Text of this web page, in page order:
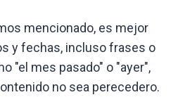
mencionado, es mejor
y fechas, incluso frases o
"el mes pasado" o "ayer",
no sea perecedero.